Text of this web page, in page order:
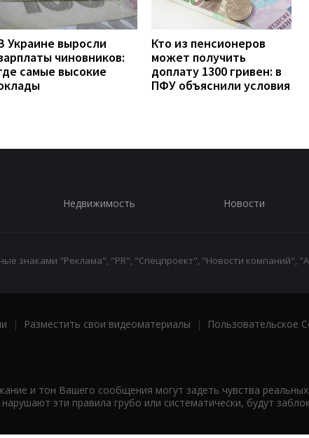
Украине выросли
чиновников:
самые высокие
Кто из пенсионеров
может получить
доплату 1300 гривен: в
ПФУ объяснили условия
Недвижимость Новости
знаками "Реклама", "PR", "Спецпроект", "Новости компаний",
| Разместить свои видеоматериалы | Пользовательское
и тон Вашего сообщения могут задеть чувства
эти правила грубо или систематически, будут